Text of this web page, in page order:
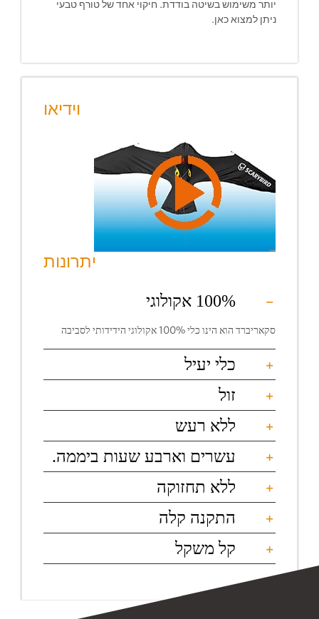
יותר משימוש בשיטה בודדת. חיקוי אחד של טורף טבעי
ניתן למצוא כאן.
וידיאו
יתרונות
100% אקולוגי
סקאריברד הוא הינו כלי 100% אקולוגי הידידותי לסביבה
כלי יעיל
זול
ללא רעש
עשרים וארבע שעות ביממה.
ללא תחזוקה
התקנה קלה
קל משקל